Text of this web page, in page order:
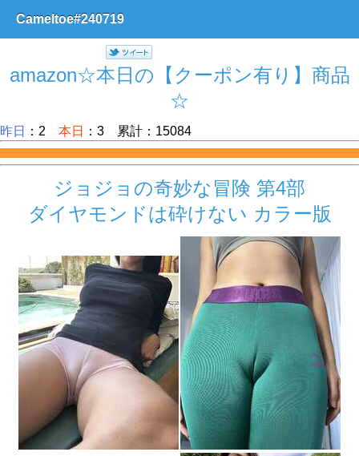
Cameltoe#240719
amazon☆本日の【クーポン有り】商品
☆
昨日 ：2 本日 ：3 累計：15084
ジョジョの奇妙な冒険 第4部
ダイヤモンドは砕けない カラー版